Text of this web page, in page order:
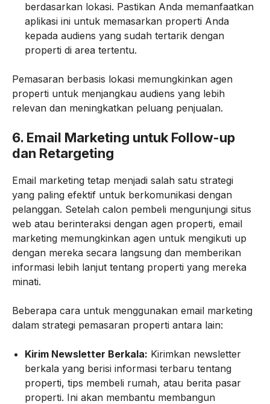
berdasarkan lokasi. Pastikan Anda memanfaatkan
aplikasi ini untuk memasarkan properti Anda
kepada audiens yang sudah tertarik dengan
properti di area tertentu.
Pemasaran berbasis lokasi memungkinkan agen
properti untuk menjangkau audiens yang lebih
relevan dan meningkatkan peluang penjualan.
6. Email Marketing untuk Follow-up
dan Retargeting
Email marketing tetap menjadi salah satu strategi
yang paling efektif untuk berkomunikasi dengan
pelanggan. Setelah calon pembeli mengunjungi situs
web atau berinteraksi dengan agen properti, email
marketing memungkinkan agen untuk mengikuti up
dengan mereka secara langsung dan memberikan
informasi lebih lanjut tentang properti yang mereka
minati.
Beberapa cara untuk menggunakan email marketing
dalam strategi pemasaran properti antara lain:
Kirim Newsletter Berkala: Kirimkan newsletter
berkala yang berisi informasi terbaru tentang
properti, tips membeli rumah, atau berita pasar
properti. Ini akan membantu membangun